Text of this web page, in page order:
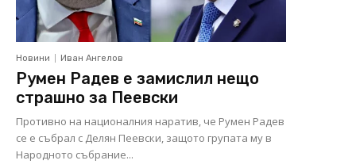
Новини Иван Ангелов
Румен Радев е замислил нещо
страшно за Пеевски
Противно на националния наратив, че Румен Радев
се е събрал с Делян Пеевски, защото групата му в
Народното събрание...